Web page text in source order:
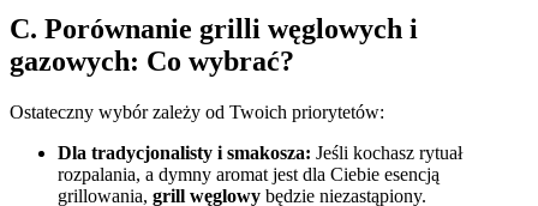
C. Porównanie grilli węglowych i
gazowych: Co wybrać?
Ostateczny wybór zależy od Twoich priorytetów:
Dla tradycjonalisty i smakosza: Jeśli kochasz rytuał
rozpalania, a dymny aromat jest dla Ciebie esencją
grillowania, grill węglowy będzie niezastąpiony.